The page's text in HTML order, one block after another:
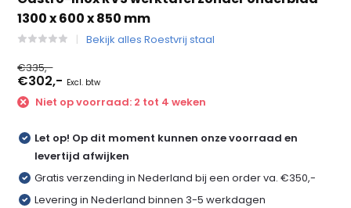
1300 x 600 x 850 mm
Bekijk alles Roestvrij staal
€335,-
€302,- Excl. btw
Niet op voorraad: 2 tot 4 weken
Let op! Op dit moment kunnen onze voorraad en
levertijd afwijken
Gratis verzending in Nederland bij een order va. €350,-
Levering in Nederland binnen 3-5 werkdagen